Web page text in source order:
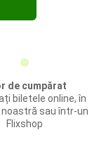
de cumpărat
biletele online, în
sau într-un
Flixshop